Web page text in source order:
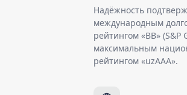
Надёжность
международным
рейтингом «BB» (S&P
максимальным
рейтингом «uzAAA».